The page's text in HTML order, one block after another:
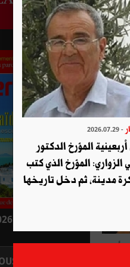
أهم
: EN KIOSQUE
- 2026.07.29
المؤرخ الدكتور
الزواري: المؤرخ الذي كتب
مدينة، ثم دخل تاريخها